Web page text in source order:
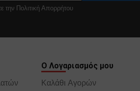
την Πολιτική Απορρήτου
Ο Λογαριασμός μου
Καλάθι Αγορών